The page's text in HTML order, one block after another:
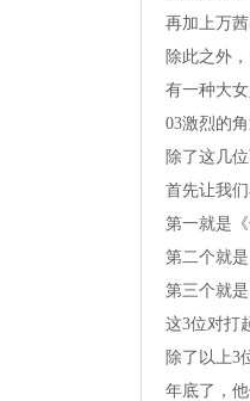
再加上万
除此之外
有一种大
03激烈的
除了这几
首先让我
第一就是
第二个就
第三个就
这3位对打
除了以上3
年底了，